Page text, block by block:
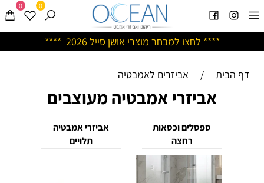
**** לחצו למבחר מוצרי אושן סייל 2026 ****
0 0
דף הבית / אביזרים לאמבטיה
אביזרי אמבטיה מעוצבים
ספסלים וכסאות
רחצה
אביזרי אמבטיה
תלויים